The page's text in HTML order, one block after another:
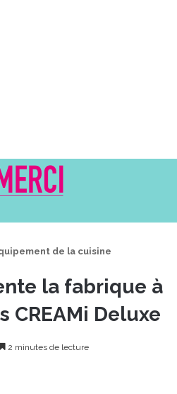
de la cuisine
la fabrique à
CREAMi Deluxe
2 minutes de lecture